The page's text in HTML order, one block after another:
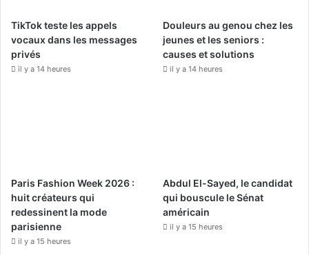
k
a
m
TikTok teste les appels
vocaux dans les messages
privés
il y a 14 heures
Douleurs au genou chez les
jeunes et les seniors :
causes et solutions
il y a 14 heures
Paris Fashion Week 2026 :
huit créateurs qui
redessinent la mode
parisienne
il y a 15 heures
Abdul El-Sayed, le candidat
qui bouscule le Sénat
américain
il y a 15 heures